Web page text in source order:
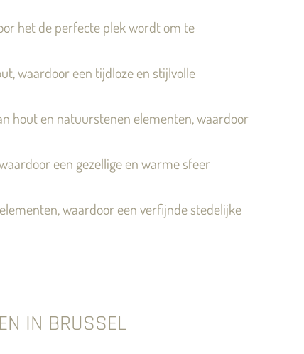
het de perfecte plek wordt om te
waardoor een tijdloze en stijlvolle
hout en natuurstenen elementen, waardoor
een gezellige en warme sfeer
waardoor een verfijnde stedelijke
IN BRUSSEL